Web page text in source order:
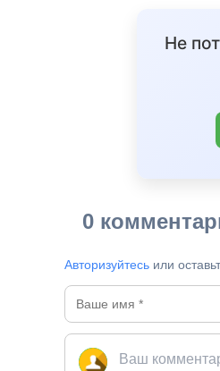
Не
0
Авторизуйтесь или